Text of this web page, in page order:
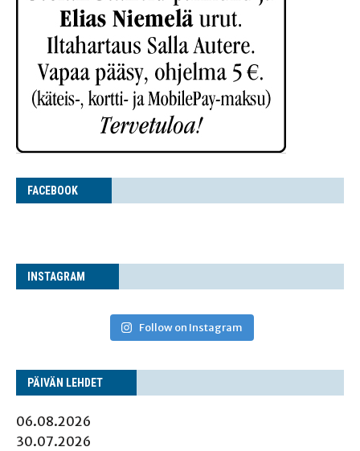
FACE­BOOK
INS­TA­GRAM
Follow on Instagram
PÄI­VÄN LEHDET
06.08.2026
30.07.2026